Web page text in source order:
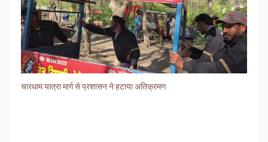
चारधाम यात्रा मार्ग से प्रशासन ने हटाया अतिक्रमण